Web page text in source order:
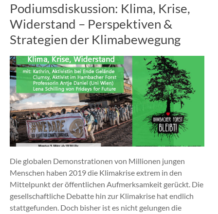
Podiumsdiskussion: Klima, Krise,
Widerstand – Perspektiven &
Strategien der Klimabewegung
Die globalen Demonstrationen von Millionen jungen
Menschen haben 2019 die Klimakrise extrem in den
Mittelpunkt der öffentlichen Aufmerksamkeit gerückt. Die
gesellschaftliche Debatte hin zur Klimakrise hat endlich
stattgefunden. Doch bisher ist es nicht gelungen die